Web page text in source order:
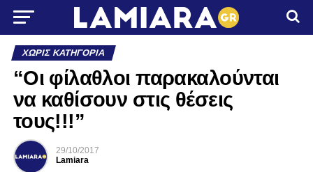
ΧΩΡΊΣ ΚΑΤΗΓΟΡΊΑ
“Οι φίλαθλοι παρακαλούνται
να καθίσουν στις θέσεις
τους!!!”
29/10/2017
Lamiara